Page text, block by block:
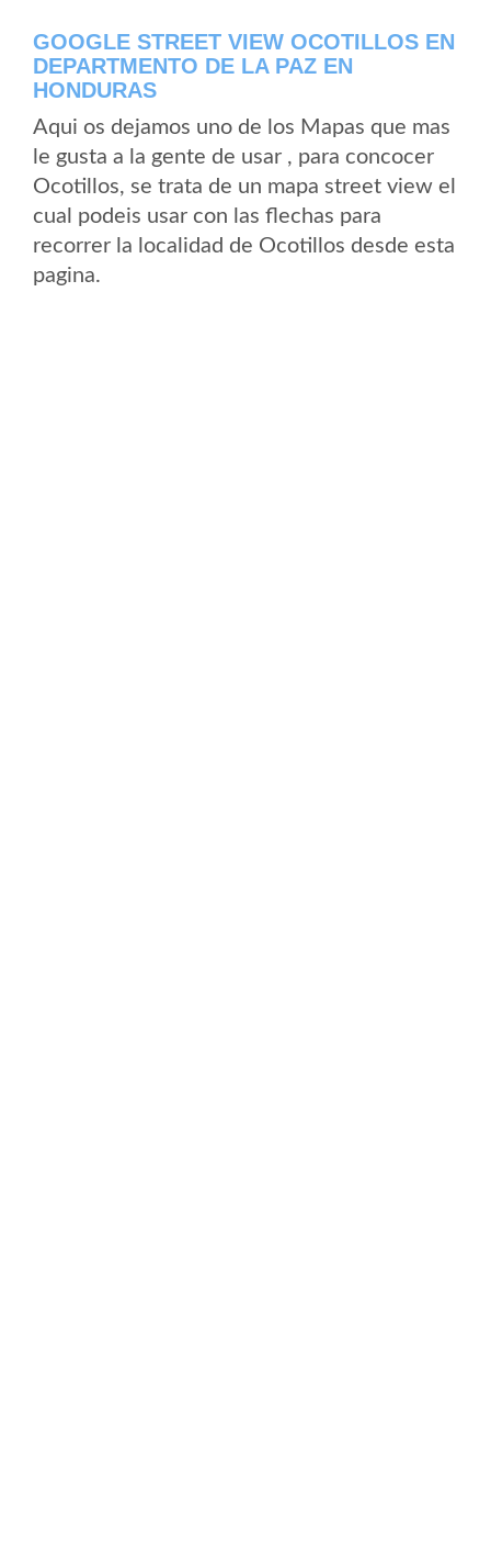
GOOGLE STREET VIEW OCOTILLOS EN
DEPARTMENTO DE LA PAZ EN
HONDURAS
Aqui os dejamos uno de los Mapas que mas
le gusta a la gente de usar , para concocer
Ocotillos, se trata de un mapa street view el
cual podeis usar con las flechas para
recorrer la localidad de Ocotillos desde esta
pagina.